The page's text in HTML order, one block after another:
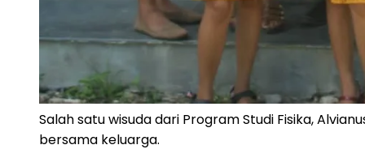
Salah satu wisuda dari Program Studi Fisika,
bersama keluarga.